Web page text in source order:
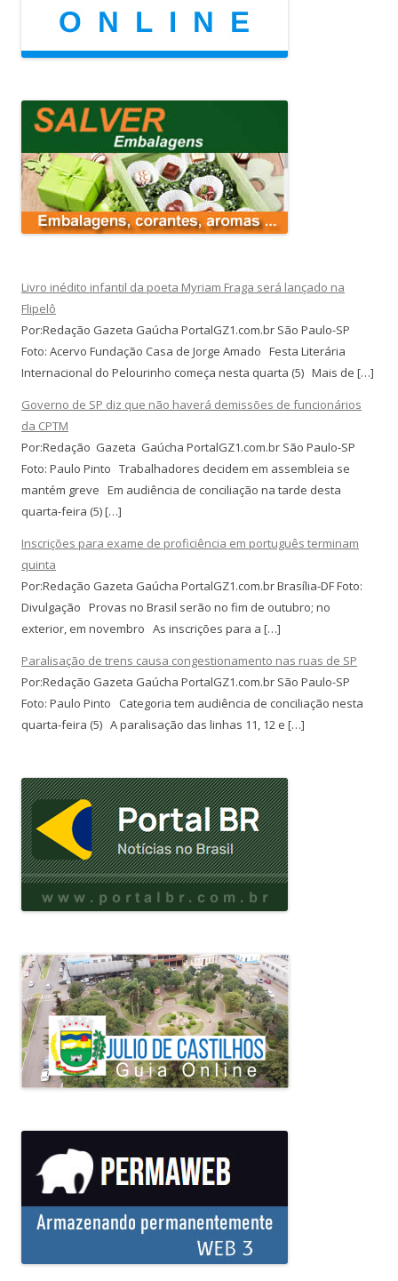
Livro inédito infantil da poeta Myriam Fraga será lançado na
Flipelô
Por:Redação Gazeta Gaúcha PortalGZ1.com.br São Paulo-SP
Foto: Acervo Fundação Casa de Jorge Amado Festa Literária
Internacional do Pelourinho começa nesta quarta (5) Mais de […]
Governo de SP diz que não haverá demissões de funcionários
da CPTM
Por:Redação Gazeta Gaúcha PortalGZ1.com.br São Paulo-SP
Foto: Paulo Pinto Trabalhadores decidem em assembleia se
mantém greve Em audiência de conciliação na tarde desta
quarta-feira (5) […]
Inscrições para exame de proficiência em português terminam
quinta
Por:Redação Gazeta Gaúcha PortalGZ1.com.br Brasília-DF Foto:
Divulgação Provas no Brasil serão no fim de outubro; no
exterior, em novembro As inscrições para a […]
Paralisação de trens causa congestionamento nas ruas de SP
Por:Redação Gazeta Gaúcha PortalGZ1.com.br São Paulo-SP
Foto: Paulo Pinto Categoria tem audiência de conciliação nesta
quarta-feira (5) A paralisação das linhas 11, 12 e […]